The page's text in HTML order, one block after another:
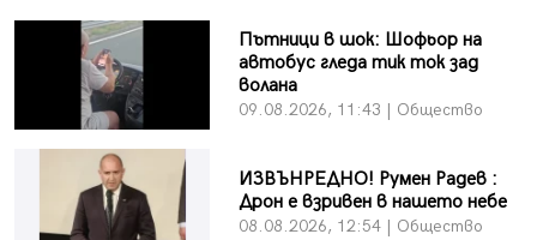
Пътници в шок: Шофьор на
автобус гледа тик ток зад
волана
09.08.2026, 11:43 | Общество
ИЗВЪНРЕДНО! Румен Радев :
Дрон е взривен в нашето небе
08.08.2026, 12:54 | Общество